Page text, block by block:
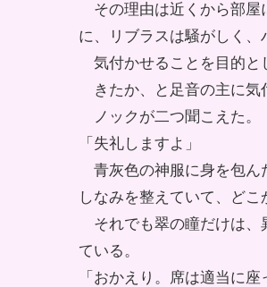
その理由は近くから部屋
に、リブラスは騒がしく、
気付かせることを目的と
きたか、と足音の主に気
ノックが二つ聞こえた。
「失礼しますよ」
青灰色の神服に身を包ん
しなみを整えていて、どこ
それでも翠の瞳だけは、
ている。
「おかえり。席は適当に座